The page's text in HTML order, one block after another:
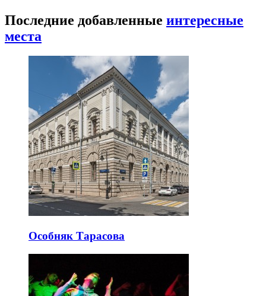
Последние добавленные интересные
места
Особняк Тарасова